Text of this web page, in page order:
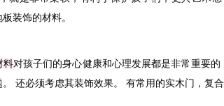
装饰的材料。
料对孩子们的身心健康和心理发展都是非常重要
还必须考虑其装饰效果。 有常用的实木门，复